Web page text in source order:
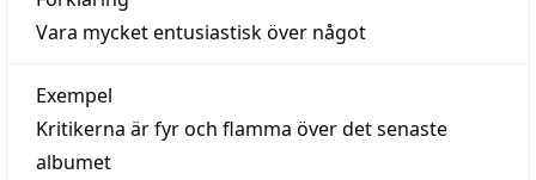
Vara mycket entusiastisk över något
Exempel
Kritikerna är fyr och flamma över det senaste
albumet